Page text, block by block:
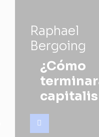
Raphael
Bergoing
¿Cómo